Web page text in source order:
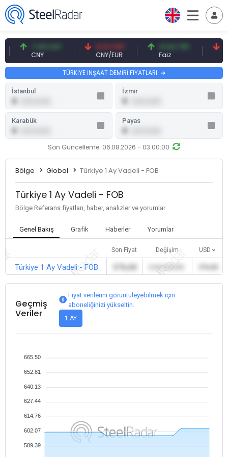
7,09 CNY
CNY
0,13 CNY
CNY/EUR
41,54 TRY
Faiz
TÜRKİYE İNŞAAT DEMİRİ FİYATLARI
Son Güncelleme: 06.08.2026 - 03:00:00
İstanbul İzmir
Karabük Payas
Bölge Global Türkiye 1 Ay Vadeli - FOB
Türkiye 1 Ay Vadeli - FOB
Bölge Referans fiyatları, haber, analizler ve yorumlar
Genel Bakış Grafik Haberler Yorumlar
Son Fiyat Değişim USD
Türkiye 1 Ay Vadeli - FOB 0,00 (%0,00)
Geçmiş
Veriler
Fiyat verilerini görüntüleyebilmek için
aboneliğinizi yükseltin.
1 AY
665.50
652.81
640.13
627.44
614.76
602.07
589.39